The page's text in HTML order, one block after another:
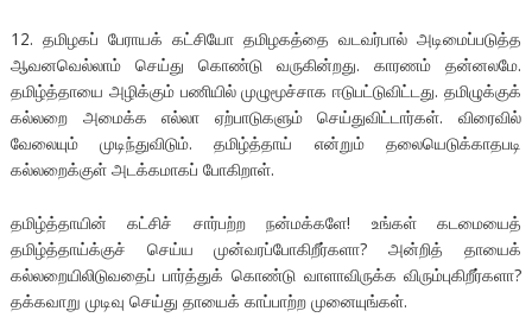
12. தமிழகப் பேராயக் கட்சியோ தமிழகத்தை வடவர்பால் அடிமைப்படுத்த
ஆவனவெல்லாம் செய்து கொண்டு வருகின்றது. காரணம் தன்னலமே.
தமிழ்த்தாயை அழிக்கும் பணியில் முழுமூச்சாக ஈடுபட்டுவிட்டது. தமிழுக்குக்
கல்லறை அமைக்க எல்லா ஏற்பாடுகளும் செய்துவிட்டார்கள். விரைவில்
வேலையும் முடிந்துவிடும். தமிழ்த்தாய் என்றும் தலையெடுக்காதபடி
கல்லறைக்குள் அடக்கமாகப் போகிறாள்.
தமிழ்த்தாயின் கட்சிச் சார்பற்ற நன்மக்களே! உங்கள் கடமையைத்
தமிழ்த்தாய்க்குச் செய்ய முன்வரப்போகிறீர்களா? அன்றித் தாயைக்
கல்லறையிலிடுவதைப் பார்த்துக் கொண்டு வாளாவிருக்க விரும்புகிறீர்களா?
தக்கவாறு முடிவு செய்து தாயைக் காப்பாற்ற முனையுங்கள்.